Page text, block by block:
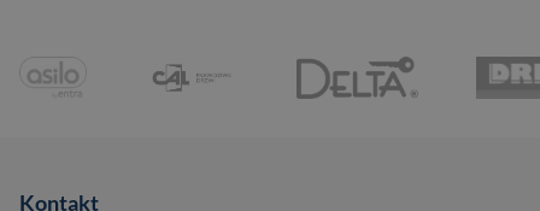
Kontakt